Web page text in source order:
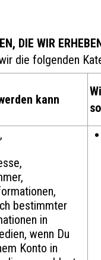
DIE WIR
die folgenden
kann
bestimmter
in
wenn Du
Konto in